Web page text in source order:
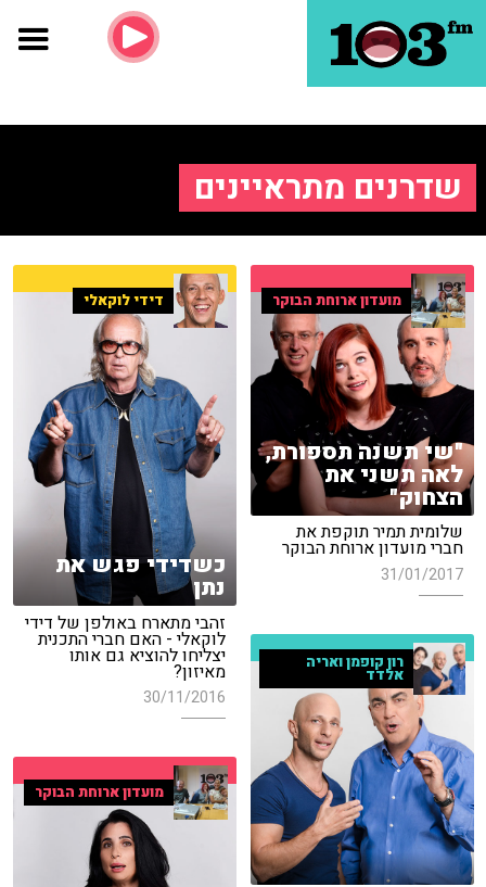
שדרנים מתראיינים
מועדון ארוחת הבוקר
"שי תשנה תספורת,
לאה תשני את
הצחוק"
שלומית תמיר תוקפת את
חברי מועדון ארוחת הבוקר
31/01/2017
דידי לוקאלי
כשדידי פגש את
נתן
זהבי מתארח באולפן של דידי
לוקאלי - האם חברי התכנית
יצליחו להוציא גם אותו
מאיזון?
30/11/2016
רון קופמן ואריה
אלדד
מועדון ארוחת הבוקר